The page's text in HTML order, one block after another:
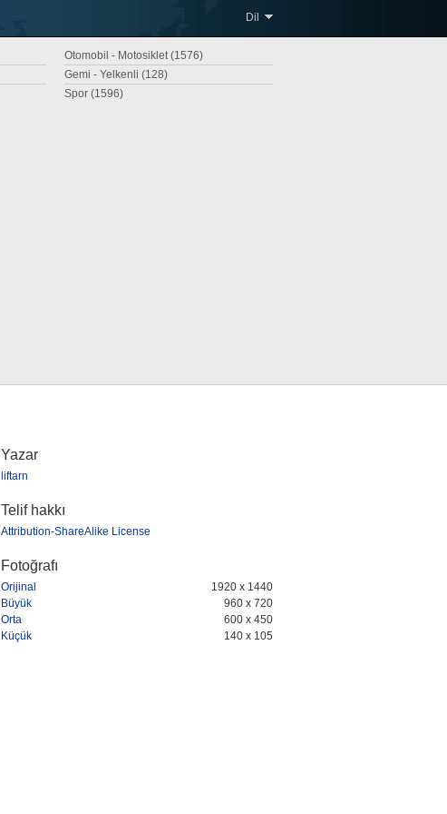
Dil
Otomobil - Motosiklet (1576)
Gemi - Yelkenli (128)
Spor (1596)
Yazar
liftarn
Telif hakkı
Attribution-ShareAlike License
Fotoğrafı
Orijinal
1920 x 1440
Büyük
960 x 720
Orta
600 x 450
Küçük
140 x 105